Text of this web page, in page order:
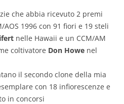
che abbia ricevuto 2 premi
1996 con 91 fiori e 19 steli
nelle Hawaii e un CCM/AM
coltivatore Don Howe nel
il secondo clone della mia
con 18 infiorescenze e
in concorsi